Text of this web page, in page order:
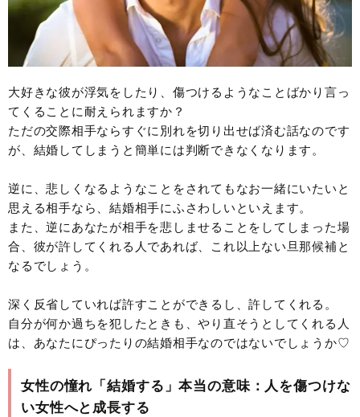
大好きな彼が浮気をしたり、傷つけるようなことばかり言っ
てくることに耐えられますか？
ただの交際相手ならすぐに別れを切り出せば済む話なのです
が、結婚してしまうと簡単には判断できなくなります。
逆に、悲しくなるようなことをされてもなお一緒にいたいと
思える相手なら、結婚相手にふさわしいといえます。
また、逆にあなたが相手を悲しませることをしてしまった場
合、彼が許してくれる人であれば、これ以上ない旦那候補と
なるでしょう。
深く反省していれば許すことができるし、許してくれる。
自分が何か過ちを犯したときも、やり直そうとしてくれる人
は、あなたにぴったりの結婚相手なのではないでしょうか♡
女性の憧れ「結婚する」本当の意味：人を傷つけな
い女性へと成長する